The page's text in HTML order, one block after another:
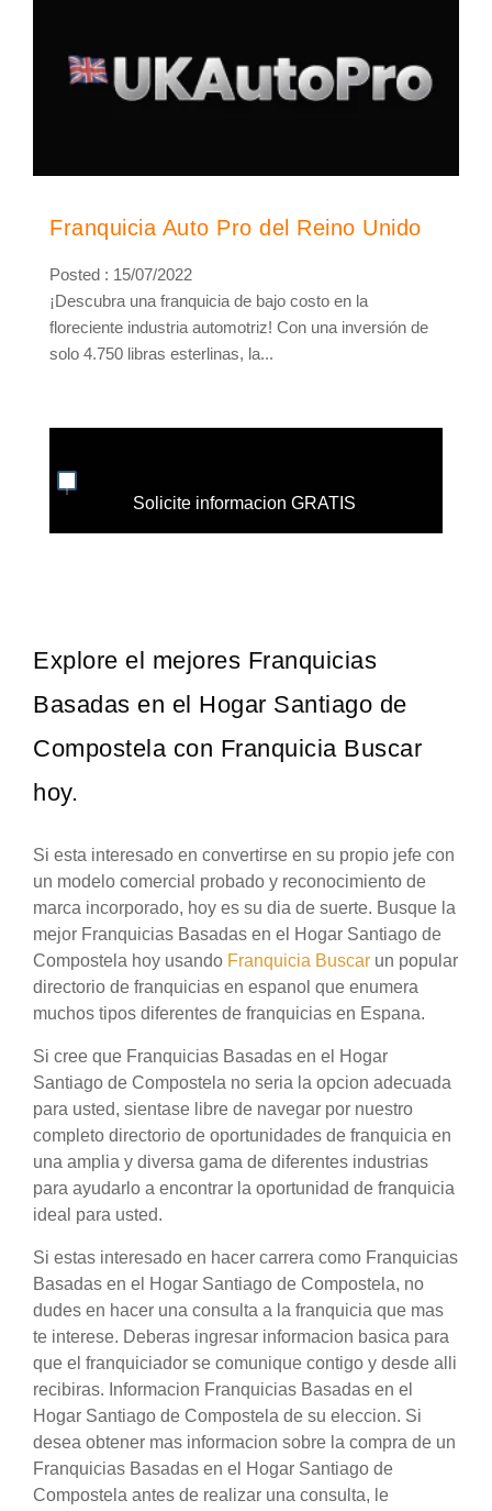
Franquicia Auto Pro del Reino Unido
Posted : 15/07/2022
¡Descubra una franquicia de bajo costo en la
floreciente industria automotriz! Con una inversión de
solo 4.750 libras esterlinas, la...
Solicite informacion GRATIS
Explore el mejores Franquicias
Basadas en el Hogar Santiago de
Compostela con Franquicia Buscar
hoy.
Si esta interesado en convertirse en su propio jefe con
un modelo comercial probado y reconocimiento de
marca incorporado, hoy es su dia de suerte. Busque la
mejor Franquicias Basadas en el Hogar Santiago de
Compostela hoy usando Franquicia Buscar un popular
directorio de franquicias en espanol que enumera
muchos tipos diferentes de franquicias en Espana.
Si cree que Franquicias Basadas en el Hogar
Santiago de Compostela no seria la opcion adecuada
para usted, sientase libre de navegar por nuestro
completo directorio de oportunidades de franquicia en
una amplia y diversa gama de diferentes industrias
para ayudarlo a encontrar la oportunidad de franquicia
ideal para usted.
Si estas interesado en hacer carrera como Franquicias
Basadas en el Hogar Santiago de Compostela, no
dudes en hacer una consulta a la franquicia que mas
te interese. Deberas ingresar informacion basica para
que el franquiciador se comunique contigo y desde alli
recibiras. Informacion Franquicias Basadas en el
Hogar Santiago de Compostela de su eleccion. Si
desea obtener mas informacion sobre la compra de un
Franquicias Basadas en el Hogar Santiago de
Compostela antes de realizar una consulta, le